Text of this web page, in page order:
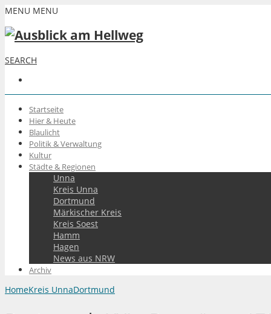
MENU MENU
SEARCH
Startseite
Hier & Heute
Blaulicht
Politik & Verwaltung
Kultur
Städte & Regionen
Unna
Kreis Unna
Dortmund
Märkischer Kreis
Kreis Soest
Hamm
Hagen
News aus NRW
Archiv
HomeKreis UnnaDortmund